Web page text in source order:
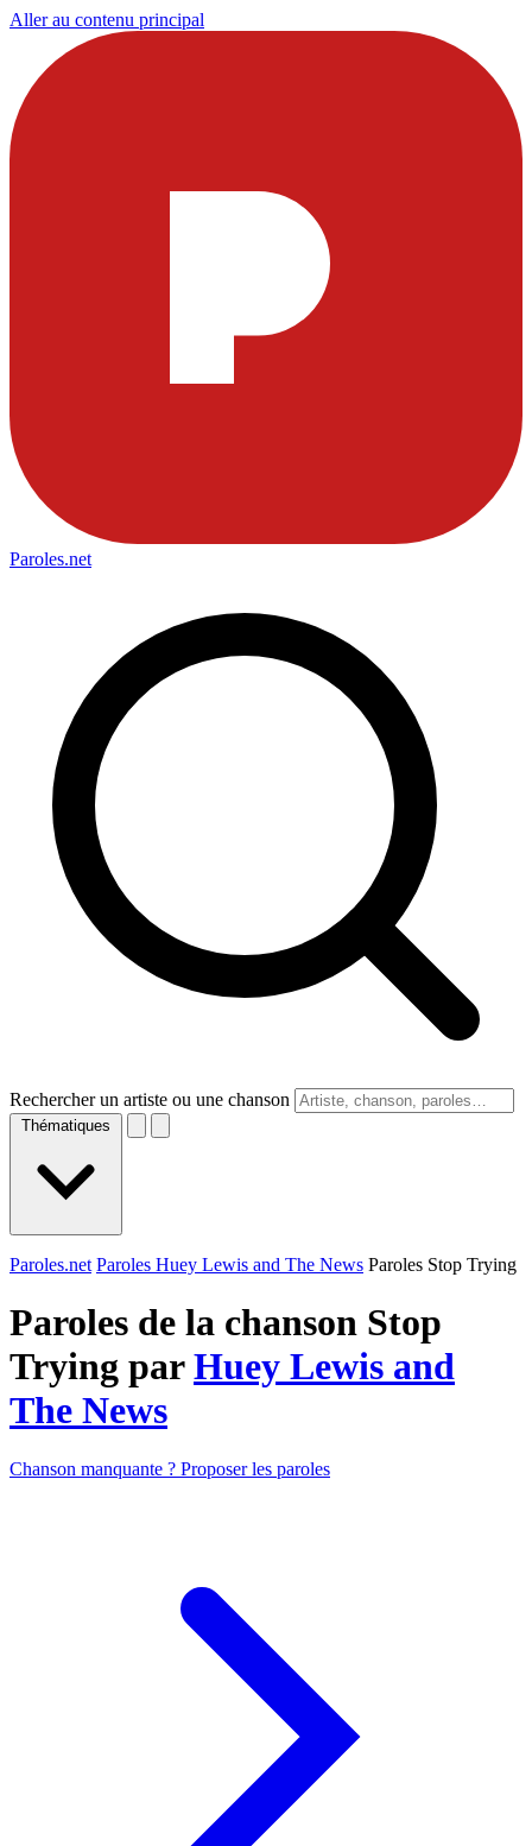
Aller au contenu principal
Paroles.net
Rechercher un artiste ou une chanson
Thématiques
Paroles.net Paroles Huey Lewis and The News Paroles Stop Trying
Paroles de la chanson Stop
Trying parHuey Lewis and
The News
Chanson manquante ? Proposer les paroles